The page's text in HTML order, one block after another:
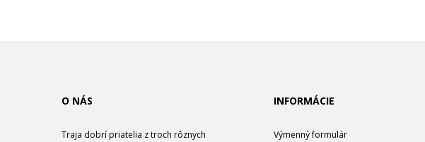
O NÁS
Traja dobrí priatelia z troch rôznych
INFORMÁCIE
Výmenný formulár